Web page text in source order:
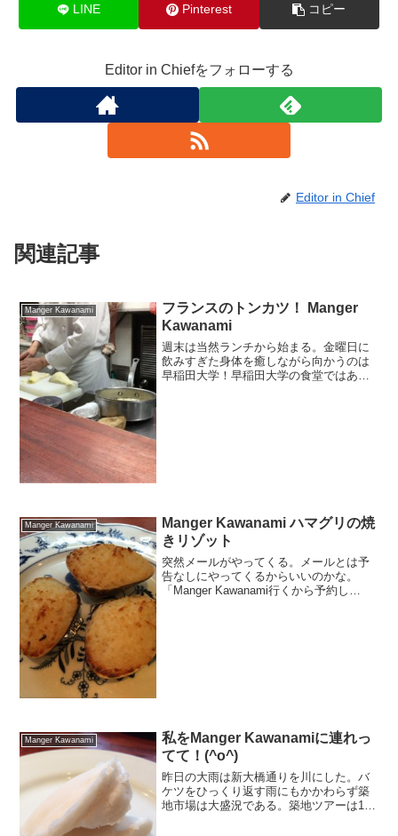
LINE Pinterest コピー
Editor in Chiefをフォローする
Editor in Chief
関連記事
Manger Kawanami
フランスのトンカツ！ Manger
Kawanami
週末は当然ランチから始まる。金曜日に
飲みすぎた身体を癒しながら向かうのは
早稲田大学！早稲田大学の食堂ではあり
Manger Kawanami
Manger Kawanami ハマグリの焼
きリゾット
突然メールがやってくる。メールとは予
告なしにやってくるからいいのかな。
「Manger Kawanami行くから予約し
Manger Kawanami
私をManger Kawanamiに連れっ
てて！(^o^)
昨日の大雨は新大橋通りを川にした。バ
ケツをひっくり返す雨にもかかわらず築
地市場は大盛況である。築地ツアーは101